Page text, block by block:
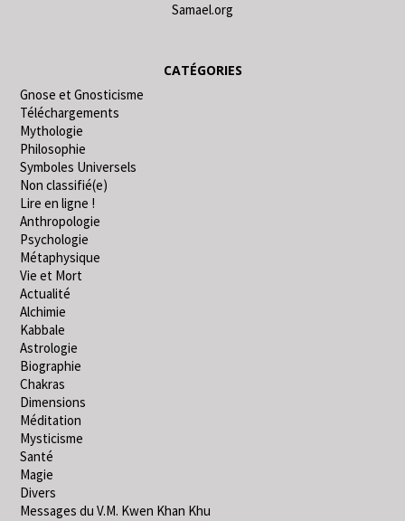
Samael.org
CATÉGORIES
Gnose et Gnosticisme
Téléchargements
Mythologie
Philosophie
Symboles Universels
Non classifié(e)
Lire en ligne !
Anthropologie
Psychologie
Métaphysique
Vie et Mort
Actualité
Alchimie
Kabbale
Astrologie
Biographie
Chakras
Dimensions
Méditation
Mysticisme
Santé
Magie
Divers
Messages du V.M. Kwen Khan Khu